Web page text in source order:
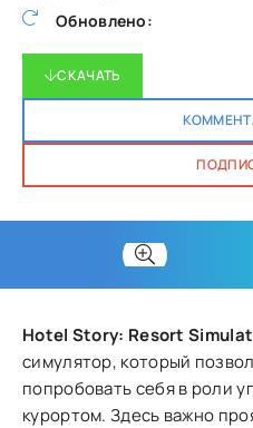
Обновлено:
СКАЧАТЬ
Hotel Story: Resort
симулятор, который
попробовать себя в роли
курортом. Здесь важно